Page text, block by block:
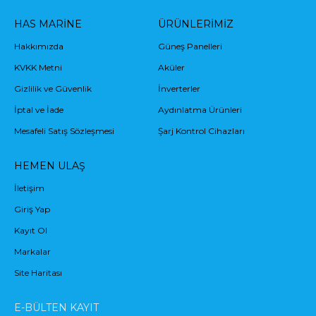
HAS MARINE
Hakkımızda
KVKK Metni
Gizlilik ve Güvenlik
İptal ve İade
Mesafeli Satış Sözleşmesi
ÜRÜNLERIMIZ
Güneş Panelleri
Aküler
İnverterler
Aydınlatma Ürünleri
Şarj Kontrol Cihazları
HEMEN ULAŞ
İletişim
Giriş Yap
Kayıt Ol
Markalar
Site Haritası
E-BÜLTEN KAYIT